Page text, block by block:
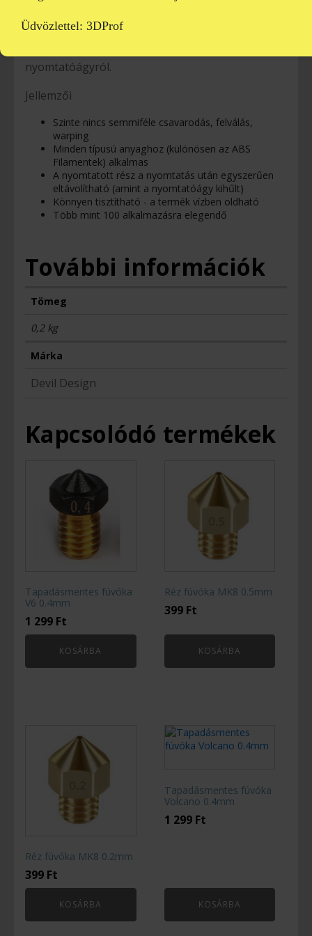
Nyomtatás után várja meg, hogy a nyomtatóágy
nyomtatóágyról.
Jellemzői
Szinte nincs semmiféle csavarodás, felválás,
warping
Minden típusú anyaghoz (különösen az ABS
Filamentek) alkalmas
A nyomtatott rész a nyomtatás után egyszerűen
eltávolítható (amint a nyomtatóágy kihűlt)
Könnyen tisztítható - a termék vízben oldható
Több mint 100 alkalmazásra elegendő
További információk
Tömeg
0,2 kg
Márka
Devil Design
Kapcsolódó termékek
Tapadásmentes fúvóka
V6 0.4mm
1 299 Ft
KOSÁRBA
Réz fúvóka MK8 0.5mm
399 Ft
KOSÁRBA
Réz fúvóka MK8 0.2mm
399 Ft
KOSÁRBA
Tapadásmentes fúvóka
Volcano 0.4mm
1 299 Ft
KOSÁRBA
Üdvözlettel: 3DProf